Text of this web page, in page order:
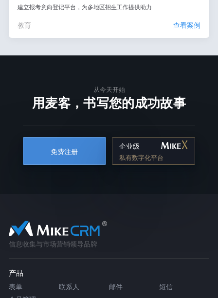
建立报考意向登记平台，为多地区招生工作提供助力
教育 查看案例
从今天开始
用麦客，书写您的成功故事
免费注册
企业级
私有数字化平台
信息收集与市场营销领导品牌
产品
表单 联系人 邮件
短信